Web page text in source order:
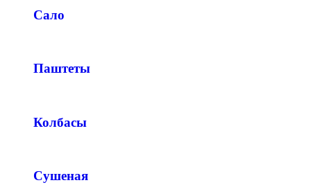
Сало
Паштеты
Колбасы
Сушеная